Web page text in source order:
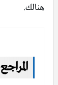
هنالك.
المراجع